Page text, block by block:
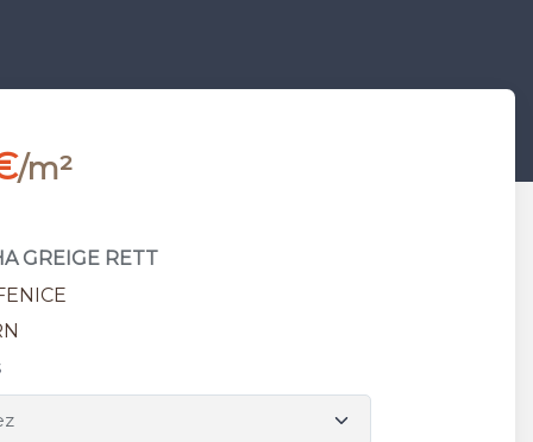
/m²
GREIGE RETT